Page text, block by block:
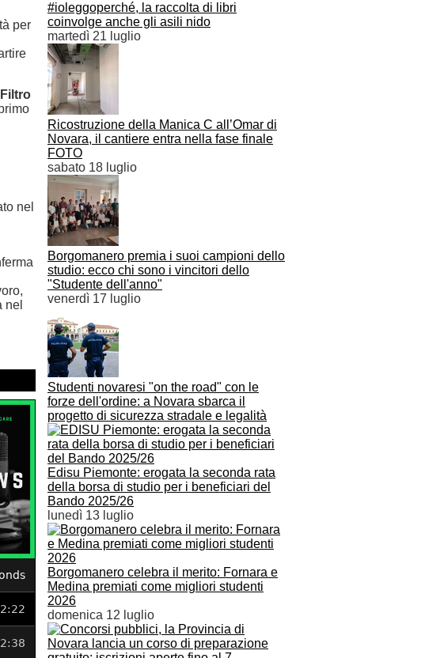
#ioleggoperché, la raccolta di libri
coinvolge anche gli asili nido
martedì 21 luglio
Ricostruzione della Manica C all’Omar di
Novara, il cantiere entra nella fase finale
FOTO
sabato 18 luglio
Borgomanero premia i suoi campioni dello
studio: ecco chi sono i vincitori dello
"Studente dell'anno"
venerdì 17 luglio
Studenti novaresi "on the road" con le
forze dell'ordine: a Novara sbarca il
progetto di sicurezza stradale e legalità
Edisu Piemonte: erogata la seconda rata
della borsa di studio per i beneficiari del
Bando 2025/26
lunedì 13 luglio
Borgomanero celebra il merito: Fornara e
Medina premiati come migliori studenti
2026
domenica 12 luglio
per
nel
nel